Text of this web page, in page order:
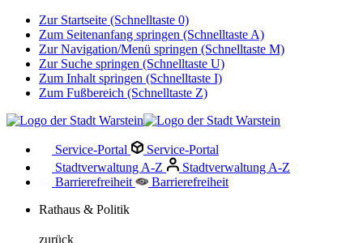
Zur Startseite (Schnelltaste 0)
Zum Seitenanfang springen (Schnelltaste A)
Zur Navigation/Menü springen (Schnelltaste M)
Zur Suche springen (Schnelltaste U)
Zum Inhalt springen (Schnelltaste I)
Zum Fußbereich (Schnelltaste Z)
Service-Portal
Service-Portal
Stadtverwaltung A-Z
Stadtverwaltung A-Z
Barrierefreiheit
Barrierefreiheit
Rathaus & Politik
zurück